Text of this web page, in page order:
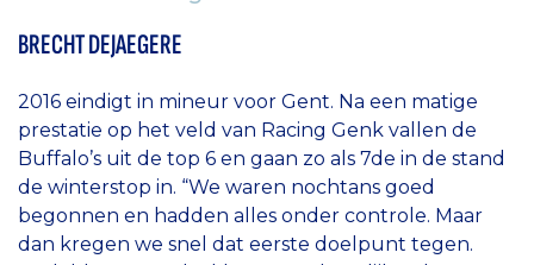
BRECHT DEJAEGERE
2016 eindigt in mineur voor Gent. Na een matige
prestatie op het veld van Racing Genk vallen de
Buffalo’s uit de top 6 en gaan zo als 7de in de stand
de winterstop in. “We waren nochtans goed
begonnen en hadden alles onder controle. Maar
dan kregen we snel dat eerste doelpunt tegen.